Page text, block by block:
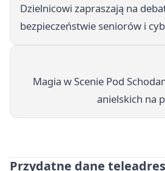
Dzielnicowi zapraszają na
bezpieczeństwie seniorów i
Magia w Scenie Pod
anielskich na
Przydatne dane